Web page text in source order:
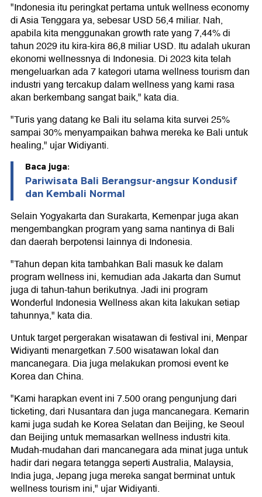
"Indonesia itu peringkat pertama untuk wellness economy
di Asia Tenggara ya, sebesar USD 56,4 miliar. Nah,
apabila kita menggunakan growth rate yang 7,44% di
tahun 2029 itu kira-kira 86,8 miliar USD. Itu adalah ukuran
ekonomi wellnessnya di Indonesia. Di 2023 kita telah
mengeluarkan ada 7 kategori utama wellness tourism dan
industri yang tercakup dalam wellness yang kami rasa
akan berkembang sangat baik," kata dia.
"Turis yang datang ke Bali itu selama kita survei 25%
sampai 30% menyampaikan bahwa mereka ke Bali untuk
healing," ujar Widiyanti.
Baca juga:
Pariwisata Bali Berangsur-angsur Kondusif
dan Kembali Normal
Selain Yogyakarta dan Surakarta, Kemenpar juga akan
mengembangkan program yang sama nantinya di Bali
dan daerah berpotensi lainnya di Indonesia.
"Tahun depan kita tambahkan Bali masuk ke dalam
program wellness ini, kemudian ada Jakarta dan Sumut
juga di tahun-tahun berikutnya. Jadi ini program
Wonderful Indonesia Wellness akan kita lakukan setiap
tahunnya," kata dia.
Untuk target pergerakan wisatawan di festival ini, Menpar
Widiyanti menargetkan 7.500 wisatawan lokal dan
mancanegara. Dia juga melakukan promosi event ke
Korea dan China.
"Kami harapkan event ini 7.500 orang pengunjung dari
ticketing, dari Nusantara dan juga mancanegara. Kemarin
kami juga sudah ke Korea Selatan dan Beijing, ke Seoul
dan Beijing untuk memasarkan wellness industri kita.
Mudah-mudahan dari mancanegara ada minat juga untuk
hadir dari negara tetangga seperti Australia, Malaysia,
India juga, Jepang juga mereka sangat berminat untuk
wellness tourism ini," ujar Widiyanti.